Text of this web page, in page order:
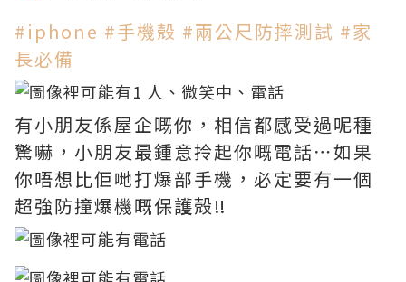
#iphone #手機殼 #兩公尺防摔測試 #家
長必備
有小朋友係屋企嘅你，相信都感受過呢種
驚嚇，小朋友最鍾意拎起你嘅電話⋯如果
你唔想比佢哋打爆部手機，必定要有一個
超強防撞爆機嘅保護殻‼️